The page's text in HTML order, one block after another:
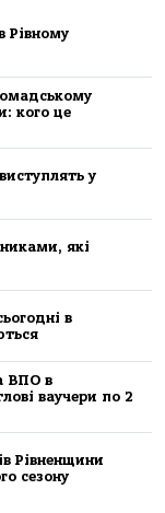
Рівному
кого це
у
які
в
ВПО в
ваучери по 2
Рівненщини
сезону